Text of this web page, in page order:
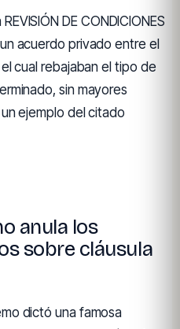
DE CONDICIONES
acuerdo privado entre el
cual rebajaban el tipo de
sin mayores
ejemplo del citado
anula los
sobre cláusula
dictó una famosa